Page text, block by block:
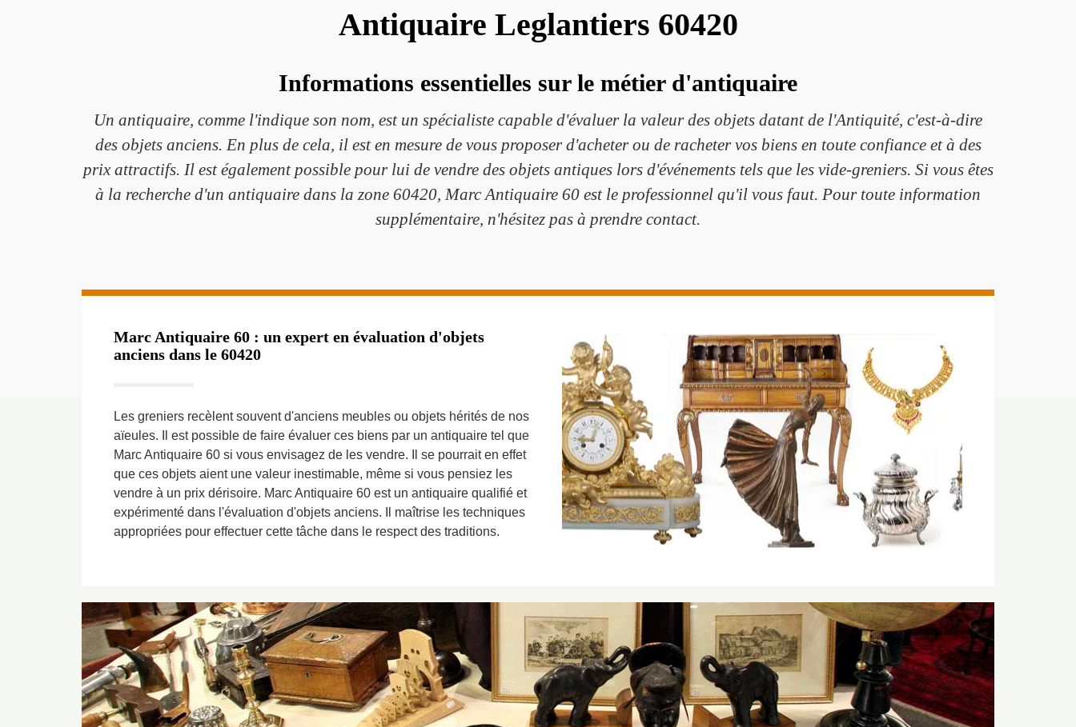
Antiquaire Leglantiers 60420
Informations essentielles sur le métier d'antiquaire
Un antiquaire, comme l'indique son nom, est un spécialiste capable d'évaluer la valeur des objets datant de l'Antiquité, c'est-à-dire
des objets anciens. En plus de cela, il est en mesure de vous proposer d'acheter ou de racheter vos biens en toute confiance et à des
prix attractifs. Il est également possible pour lui de vendre des objets antiques lors d'événements tels que les vide-greniers. Si vous êtes
à la recherche d'un antiquaire dans la zone 60420, Marc Antiquaire 60 est le professionnel qu'il vous faut. Pour toute information
supplémentaire, n'hésitez pas à prendre contact.
Marc Antiquaire 60 : un expert en évaluation d'objets
anciens dans le 60420
Les greniers recèlent souvent d'anciens meubles ou objets hérités de nos
aïeules. Il est possible de faire évaluer ces biens par un antiquaire tel que
Marc Antiquaire 60 si vous envisagez de les vendre. Il se pourrait en effet
que ces objets aient une valeur inestimable, même si vous pensiez les
vendre à un prix dérisoire. Marc Antiquaire 60 est un antiquaire qualifié et
expérimenté dans l'évaluation d'objets anciens. Il maîtrise les techniques
appropriées pour effectuer cette tâche dans le respect des traditions.